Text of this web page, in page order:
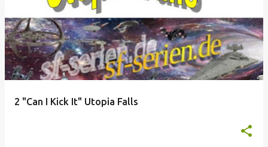
2 "Can I Kick It" Utopia Falls